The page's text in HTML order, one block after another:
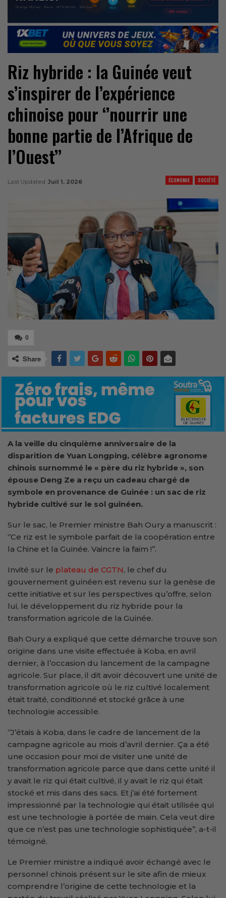
Riz hybride : la Guinée veut
s’inspirer de l’expérience
chinoise pour ‘’nourrir une
bonne partie de l’Afrique de
l’Ouest’’
ÉCONOMIE SOCIÉTÉ
Last Updated Juil 1, 2026
0
Share
A la veille du cinquième anniversaire de la
disparition de Yuan Longping, célèbre agronome
chinois surnommé le « père du riz hybride », son
épouse Deng Ze a reçu un cadeau chargé de
symbole en provenance de Guinée : un sac de riz
hybride cultivé sur le sol guinéen.
Sur le sac, le Premier ministre Bah Oury a manuscrit :
‘’Ce riz est le symbole parfait de la coopération entre
la Chine et la Guinée. Vaincre la faim !’’.
Invité sur le plateau de CGTN, le chef du
gouvernement guinéen est revenu sur la genèse de
cette initiative et sur les perspectives qu’offre, selon
lui, le développement du riz hybride pour la
transformation agricole de la Guinée.
Bah Oury a expliqué que cette démarche trouve son
origine dans une visite effectuée à Koba, en avril
dernier, à l’occasion du lancement de la campagne
agricole. Sur place, il dit avoir découvert une unité de
transformation agricole où le riz cultivé localement
était traité, conditionné et stocké grâce à une
technologie accessible.
‘’J’étais à Koba, dans le cadre de lancement de la
campagne agricole au mois d’avril dernier. Ça a été
une occasion pour moi de visiter une unité de
transformation agricole parce que dans cette unité il
y avait le riz qui était cultivé, il y avait le riz qui était
stocké et mis dans des sacs. Et j’ai été fortement
impressionné par la technologie qui était utilisée qui
est une technologie à portée de main. Cela veut dire
que ce n’est pas une technologie sophistiquée’’, a-t-il
témoigné.
Le Premier ministre a indiqué avoir échangé avec le
personnel chinois présent sur le site afin de mieux
comprendre l’origine de cette technologie et la